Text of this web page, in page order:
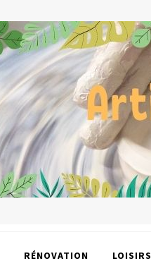
RÉNOVATION LOISIRS